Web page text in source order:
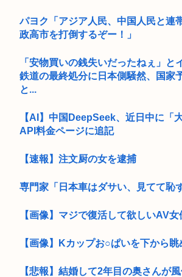
パヨク「アジア人民、中国人民と連
政高市を打倒するぞー！」
「安物買いの銭失いだったねぇ」と
鉄道の最終処分に日本側騒然、国家
と...
【AI】中国DeepSeek、近日中に「
API料金ページに追記
【速報】注文厨の女を逮捕
専門家「日本車はダサい、見てて恥
【画像】マジで復活して欲しいAV
【画像】Kカップお○ぱいを下から眺
【悲報】結婚して2年目の奥さんが